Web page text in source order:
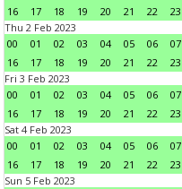
16
17 18 19 20 21 22
23
Thu 2 Feb 2023
00
01 02 03 04 05 06 07
16
17 18 19 20 21 22
23
Fri 3 Feb 2023
00
01 02 03 04 05 06 07
16
17 18 19 20 21 22
23
Sat 4 Feb 2023
00
01 02 03 04 05 06 07
16
17 18 19 20 21 22
23
Sun 5 Feb 2023